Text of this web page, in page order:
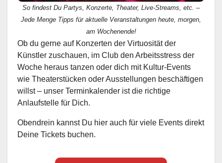
So findest Du Partys, Konzerte, Theater, Live-Streams, etc. –
Jede Menge Tipps für aktuelle Veranstaltungen heute, morgen,
am Wochenende!
Ob du gerne auf Konzerten der Virtuosität der
Künstler zuschauen, im Club den Arbeitsstress der
Woche heraus tanzen oder dich mit Kultur-Events
wie Theaterstücken oder Ausstellungen beschäftigen
willst – unser Terminkalender ist die richtige
Anlaufstelle für Dich.
Obendrein kannst Du hier auch für viele Events direkt
Deine Tickets buchen.